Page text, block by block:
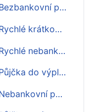
Bezbankovní půjčky do výplaty
Rychlé krátkodobé půjčky do výplaty
Rychlé nebankovní půjčky do výplaty
Půjčka do výplaty první zdarma
Nebankovní půjčky ihned na účet do výplaty